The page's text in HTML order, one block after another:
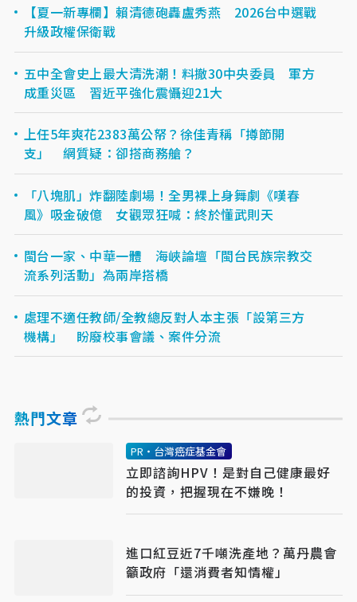
【夏一新專欄】賴清德砲轟盧秀燕 2026台中選戰
升級政權保衛戰
五中全會史上最大清洗潮！料撤30中央委員 軍方
成重災區 習近平強化震懾迎21大
上任5年爽花2383萬公帑？徐佳青稱「撙節開
支」 網質疑：卻搭商務艙？
「八塊肌」炸翻陸劇場！全男裸上身舞劇《嘆春
風》吸金破億 女觀眾狂喊：終於懂武則天
閩台一家、中華一體 海峽論壇「閩台民族宗教交
流系列活動」為兩岸搭橋
處理不適任教師/全教總反對人本主張「設第三方
機構」 盼廢校事會議、案件分流
熱門文章
PR・台灣癌症基金會
立即諮詢HPV！是對自己健康最好
的投資，把握現在不嫌晚！
進口紅豆近7千噸洗產地？萬丹農會
籲政府「還消費者知情權」